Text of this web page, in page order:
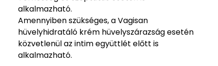
alkalmazható.
Amennyiben szükséges, a Vagisan
hüvelyhidratáló krém hüvelyszárazság esetén
közvetlenül az intim együttlét előtt is
alkalmazható.